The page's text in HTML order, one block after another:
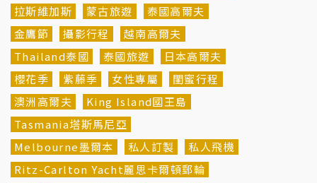
拉斯維加斯
蒙古旅遊
泰國高爾夫
金鷹節
攝影行程
越南高爾夫
Thailand泰國
泰國旅遊
日本高爾夫
櫻花季
紫藤季 女性專屬
閨蜜行程
澳洲高爾夫
King Island國王島
Tasmania塔斯馬尼亞
Melbourne墨爾本
私人訂製
私人飛機
Ritz-Carlton Yacht麗思卡爾頓郵輪